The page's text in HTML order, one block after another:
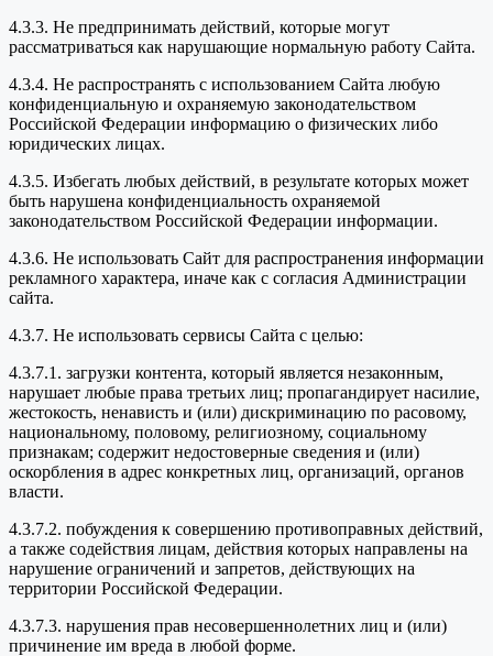
4.3.3. Не предпринимать действий, которые могут
рассматриваться как нарушающие нормальную работу Сайта.
4.3.4. Не распространять с использованием Сайта любую
конфиденциальную и охраняемую законодательством
Российской Федерации информацию о физических либо
юридических лицах.
4.3.5. Избегать любых действий, в результате которых может
быть нарушена конфиденциальность охраняемой
законодательством Российской Федерации информации.
4.3.6. Не использовать Сайт для распространения информации
рекламного характера, иначе как с согласия Администрации
сайта.
4.3.7. Не использовать сервисы Сайта с целью:
4.3.7.1. загрузки контента, который является незаконным,
нарушает любые права третьих лиц; пропагандирует насилие,
жестокость, ненависть и (или) дискриминацию по расовому,
национальному, половому, религиозному, социальному
признакам; содержит недостоверные сведения и (или)
оскорбления в адрес конкретных лиц, организаций, органов
власти.
4.3.7.2. побуждения к совершению противоправных действий,
а также содействия лицам, действия которых направлены на
нарушение ограничений и запретов, действующих на
территории Российской Федерации.
4.3.7.3. нарушения прав несовершеннолетних лиц и (или)
причинение им вреда в любой форме.